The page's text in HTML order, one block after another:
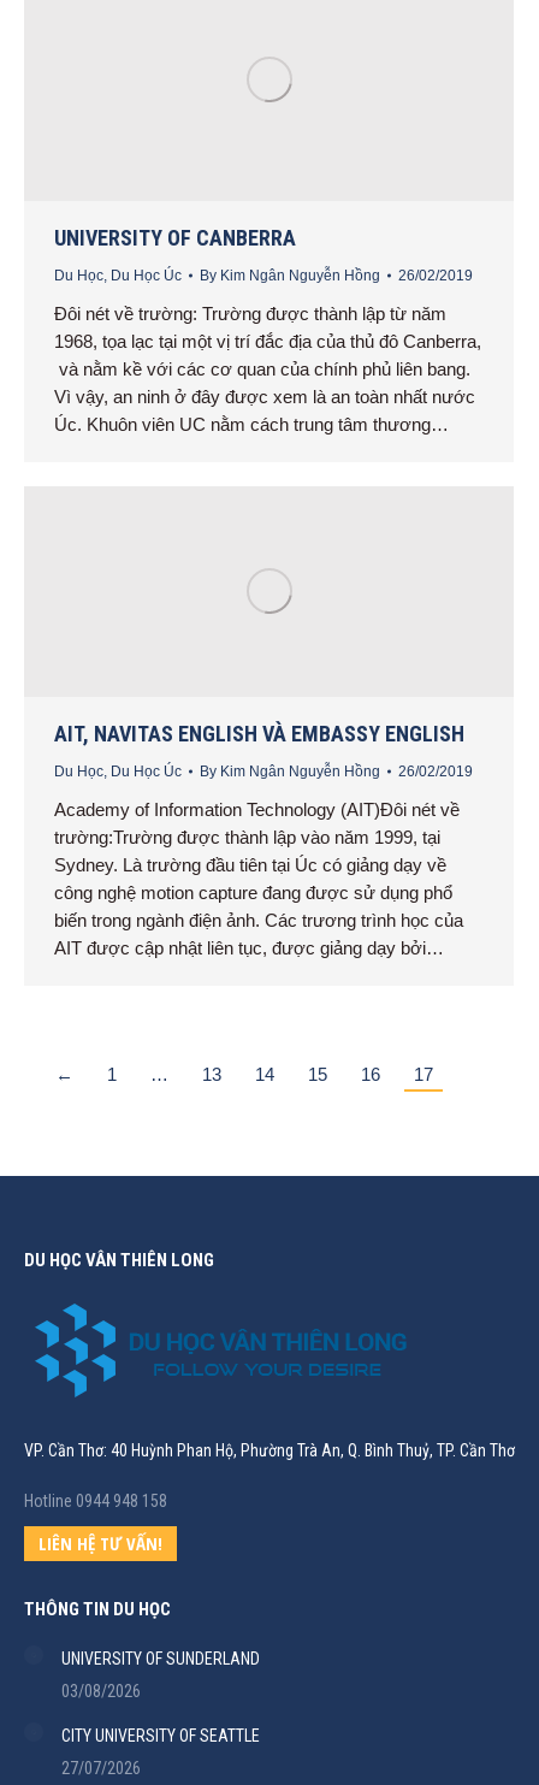
UNIVERSITY OF CANBERRA
Du Học Du Học Úc By Kim Ngân Nguyễn Hồng 26/02/2019
Đôi nét về trường: Trường được thành lập từ năm
1968, tọa lạc tại một vị trí đắc địa của thủ đô Canberra,
và nằm kề với các cơ quan của chính phủ liên bang.
Vì vậy, an ninh ở đây được xem là an toàn nhất nước
Úc. Khuôn viên UC nằm cách trung tâm thương…
AIT, NAVITAS ENGLISH VÀ EMBASSY ENGLISH
Du Học, Du Học Úc By Kim Ngân Nguyễn Hồng 26/02/2019
Academy of Information Technology (AIT)Đôi nét về
trường:Trường được thành lập vào năm 1999, tại
Sydney. Là trường đầu tiên tại Úc có giảng dạy về
công nghệ motion capture đang được sử dụng phổ
biến trong ngành điện ảnh. Các trương trình học của
AIT được cập nhật liên tục, được giảng dạy bởi…
← 1 … 13 14 15 16 17
DU HỌC VÂN THIÊN LONG
VP. Cần Thơ: 40 Huỳnh Phan Hộ, Phường Trà An, Q. Bình Thuỷ, TP. Cần Thơ
Hotline 0944 948 158
LIÊN HỆ TƯ VẤN!
THÔNG TIN DU HỌC
UNIVERSITY OF SUNDERLAND
03/08/2026
CITY UNIVERSITY OF SEATTLE
27/07/2026